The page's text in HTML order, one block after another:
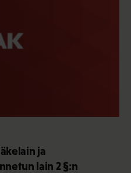
ja
lain 2 §:n